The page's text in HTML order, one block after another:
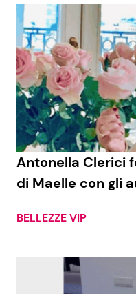
Antonella Clerici
di Maelle con gli
BELLEZZE VIP